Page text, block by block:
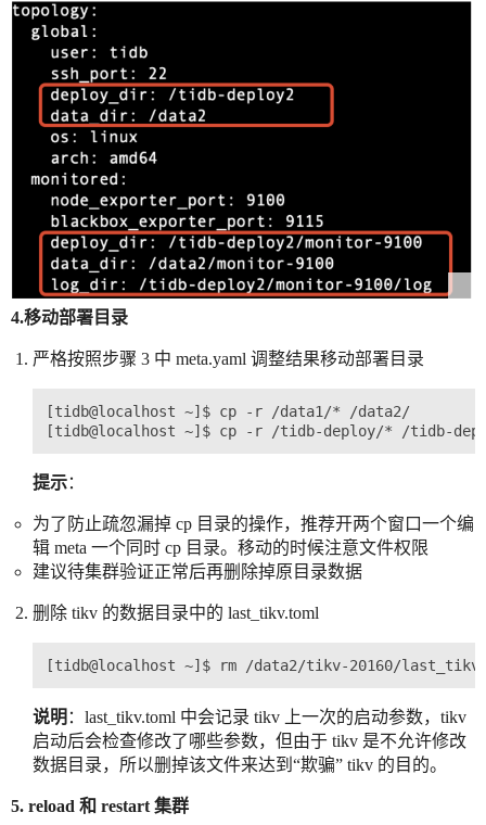
4.移动部署目录
严格按照步骤 3 中 meta.yaml 调整结果移动部署目录
[tidb@localhost ~]$ cp -r /data1/* /data2/
提示：
为了防止疏忽漏掉 cp 目录的操作，推荐开两个窗口一个编
辑 meta 一个同时 cp 目录。移动的时候注意文件权限
建议待集群验证正常后再删除掉原目录数据
删除 tikv 的数据目录中的 last_tikv.toml
说明 ：last_tikv.toml 中会记录 tikv 上一次的启动参数，tikv
启动后会检查修改了哪些参数，但由于 tikv 是不允许修改
数据目录，所以删掉该文件来达到“欺骗” tikv 的目的。
5. reload 和 restart 集群